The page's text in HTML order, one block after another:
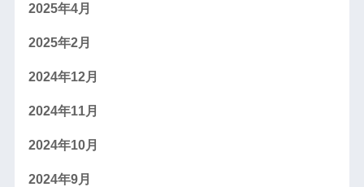
2025年4月
2025年2月
2024年12月
2024年11月
2024年10月
2024年9月